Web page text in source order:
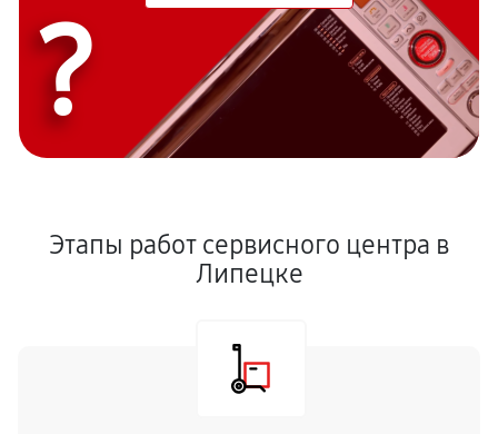
?
Этапы работ сервисного центра в
Липецке